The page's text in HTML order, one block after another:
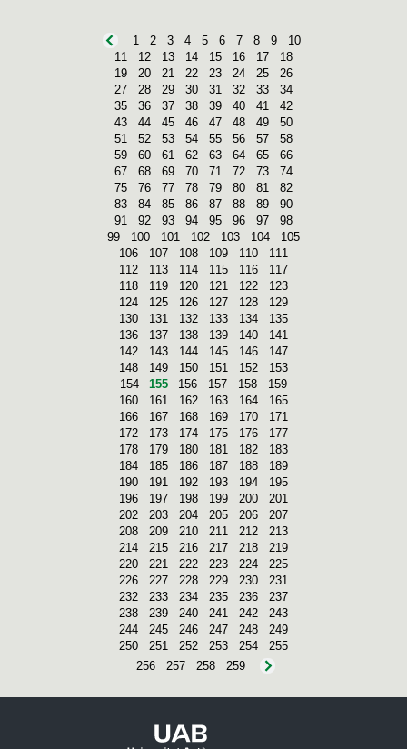
1 2 3 4 5 6 7 8 9
10
11
12 13 14 15 16 17
18
19
20 21 22 23 24 25
26
27
28 29 30 31 32 33
34
35
36 37 38 39 40 41
42
43
44 45 46 47 48 49
50
51
52 53 54 55 56 57
58
59
60 61 62 63 64 65
66
67
68 69 70 71 72 73
74
75
76 77 78 79 80 81
82
83
84 85 86 87 88 89
90
91
92 93 94 95 96 97
98
99
100 101 102 103 104
105
106
107 108 109 110
111
112
113 114 115 116
117
118
119 120 121 122
123
124
125 126 127 128
129
130
131 132 133 134
135
136
137 138 139 140
141
142
143 144 145 146
147
148
149 150 151 152
153
154
155 156 157 158
159
160
161 162 163 164
165
166
167 168 169 170
171
172
173 174 175 176
177
178
179 180 181 182
183
184
185 186 187 188
189
190
191 192 193 194
195
196
197 198 199 200
201
202
203 204 205 206
207
208
209 210 211 212
213
214
215 216 217 218
219
220
221 222 223 224
225
226
227 228 229 230
231
232
233 234 235 236
237
238
239 240 241 242
243
244
245 246 247 248
249
250
251 252 253 254
255
256
257 258 259